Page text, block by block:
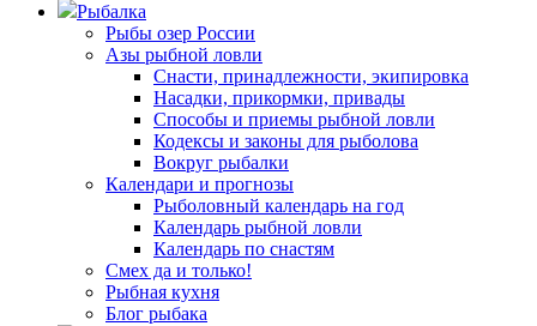
Рыбалка
Рыбы озер России
Азы рыбной ловли
Снасти, принадлежности, экипировка
Насадки, прикормки, привады
Способы и приемы рыбной ловли
Кодексы и законы для рыболова
Вокруг рыбалки
Календари и прогнозы
Рыболовный календарь на год
Календарь рыбной ловли
Календарь по снастям
Смех да и только!
Рыбная кухня
Блог рыбака